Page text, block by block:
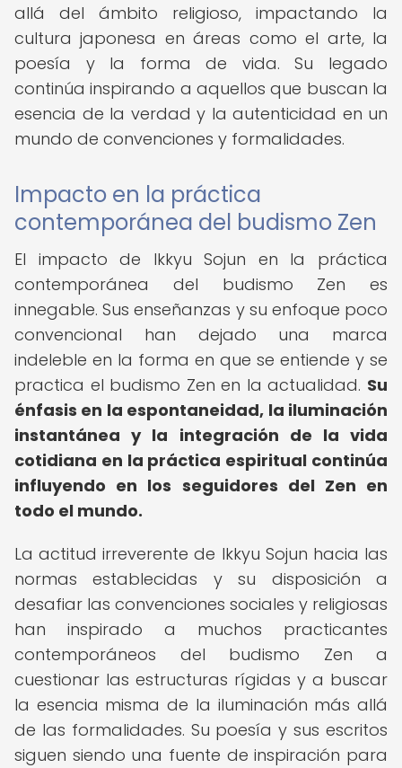
allá del ámbito religioso, impactando la
cultura japonesa en áreas como el arte, la
poesía y la forma de vida. Su legado
continúa inspirando a aquellos que buscan la
esencia de la verdad y la autenticidad en un
mundo de convenciones y formalidades.
Impacto en la práctica
contemporánea del budismo Zen
El impacto de Ikkyu Sojun en la práctica
contemporánea del budismo Zen es
innegable. Sus enseñanzas y su enfoque poco
convencional han dejado una marca
indeleble en la forma en que se entiende y se
practica el budismo Zen en la actualidad. Su
énfasis en la espontaneidad, la iluminación
instantánea y la integración de la vida
cotidiana en la práctica espiritual continúa
influyendo en los seguidores del Zen en
todo el mundo.
La actitud irreverente de Ikkyu Sojun hacia las
normas establecidas y su disposición a
desafiar las convenciones sociales y religiosas
han inspirado a muchos practicantes
contemporáneos del budismo Zen a
cuestionar las estructuras rígidas y a buscar
la esencia misma de la iluminación más allá
de las formalidades. Su poesía y sus escritos
siguen siendo una fuente de inspiración para